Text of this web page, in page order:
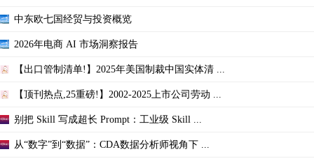
中东欧七国经贸与投资概览
2026年电商 AI 市场洞察报告
【出口管制清单!】2025年美国制裁中国实体清 ...
【顶刊热点,25重磅!】2002-2025上市公司劳动 ...
别把 Skill 写成超长 Prompt：工业级 Skill ...
从“数字”到“数据”：CDA数据分析师视角下 ...